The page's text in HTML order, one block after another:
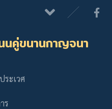
คู่ขนานกาญจนา
ระเวศ
ร